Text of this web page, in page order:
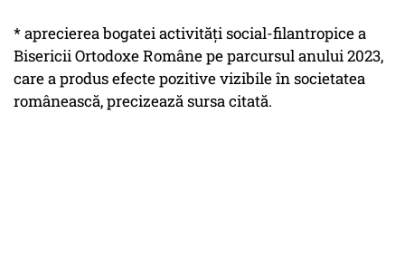
* aprecierea bogatei activităţi social-filantropice a
Bisericii Ortodoxe Române pe parcursul anului 2023,
care a produs efecte pozitive vizibile în societatea
românească, precizează sursa citată.